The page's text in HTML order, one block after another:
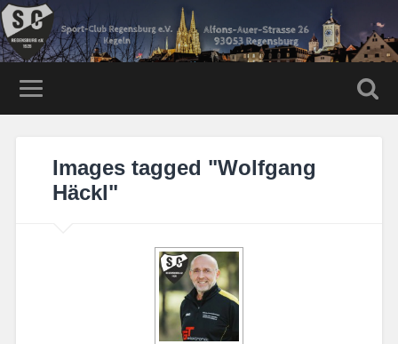
Images tagged "Wolfgang
Häckl"